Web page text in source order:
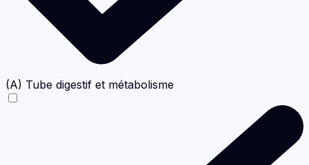
(A) Tube digestif et métabolisme